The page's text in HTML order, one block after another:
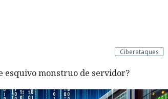
Ciberataques
esquivo monstruo de servidor?